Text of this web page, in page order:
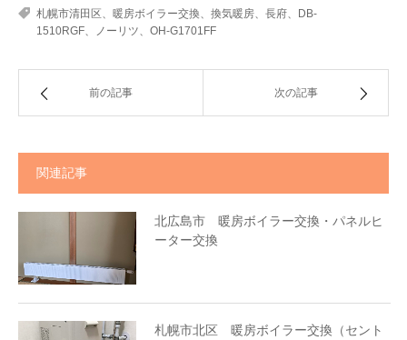
札幌市清田区、暖房ボイラー交換、換気暖房、長府、DB-
1510RGF、ノーリツ、OH-G1701FF
前の記事 次の記事
関連記事
北広島市 暖房ボイラー交換・パネルヒ
ーター交換
札幌市北区 暖房ボイラー交換（セント